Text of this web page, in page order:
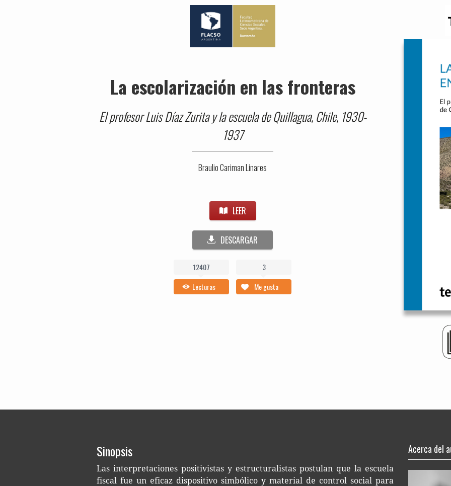
La escolarización en las fronteras
El profesor Luis Díaz Zurita y la escuela de Quillagua, Chile, 1930-
1937
Braulio Cariman Linares
LEER
DESCARGAR
12407
Lecturas
3
Me gusta
Sinopsis
Las inter­pre­ta­cio­nes posi­ti­vis­tas y estruc­tu­ra­lis­tas pos­tu­lan que la escue­la
fis­cal fue un efi­caz dis­po­si­ti­vo sim­bó­li­co y mate­rial de con­trol social para
Acerca del